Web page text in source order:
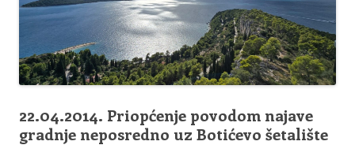
22.04.2014. Priopćenje povodom najave
gradnje neposredno uz Botićevo šetalište